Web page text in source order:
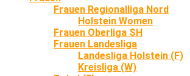
Frauen Regionalliga Nord
Holstein Women
Frauen Oberliga SH
Frauen Landesliga
Landesliga Holstein (F)
Kreisliga (W)